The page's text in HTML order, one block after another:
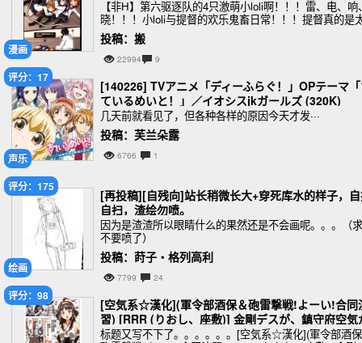
漫画
年龄]
【非H】第六驱逐队的4只激萌小loli啊！！！雷、电、响
晓！！！小loli与提督的欢乐鬼畜日常！！！提督真的是
鬼畜了，可怜我4只小loli啊~~~UP停不下来了，太可爱
了，内心有种想去捉弄下的强烈
投稿：搬
22994 9
声乐
评分：17
[140226] TVアニメ「ディーふらぐ！」OPテーマ
ているめいと！」／イオシスjkガールズ (320K)
几天前就看见了，但各种各样的原因今天才发···
投稿：芙兰朵露
6766 1
绘画
评分：175
[再投稿][自残向]站长稍微长大+穿死库水的样子，
自扫，渣绘勿喷。
因为是渣渣所以眼睛什么的果然还是不会画呢。。。（求
不要喷了）
投稿：莳子‧格列高利
7799 24
评分：98
[空気系☆漢化](軍令部酒保＆砲雷撃戦!よーい!合同
習) [RRR (りおし、座敷)] 金剛デスが、鎮守府空気
バーニングラブデース!-改二- (艦隊これくの
标题又写不下了。。。。。。[空気系☆漢化](軍令部酒